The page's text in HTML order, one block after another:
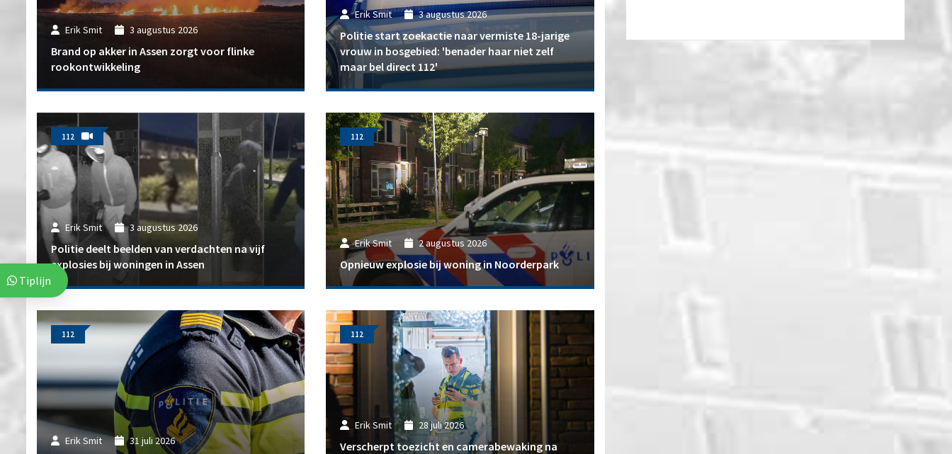
Erik Smit 3 augustus 2026
Brand op akker in Assen zorgt voor flinke
rookontwikkeling
Erik Smit 3 augustus 2026
Politie start zoekactie naar vermiste 18-jarige
vrouw in bosgebied: 'benader haar niet zelf
maar bel direct 112'
Erik Smit 3 augustus 2026
Politie deelt beelden van verdachten na vijf
explosies bij woningen in Assen
112
Erik Smit 2 augustus 2026
Opnieuw explosie bij woning in Noorderpark
112
Erik Smit 31 juli 2026
112
Erik Smit 28 juli 2026
Verscherpt toezicht en camerabewaking na
112
Tiplijn